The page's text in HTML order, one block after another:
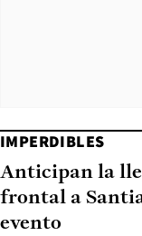
IMPERDIBLES
Anticipan la
frontal a
evento